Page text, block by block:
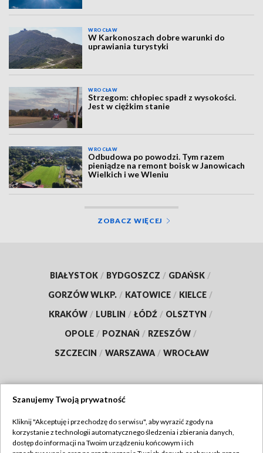
WROCŁAW
W Karkonoszach dobre warunki do
uprawiania turystyki
WROCŁAW
Strzegom: chłopiec spadł z wysokości.
Jest w ciężkim stanie
WROCŁAW
Odbudowa po powodzi. Tym razem
pieniądze na remont boisk w Janowicach
Wielkich i we Wleniu
ZOBACZ WIĘCEJ
BIAŁYSTOK / BYDGOSZCZ / GDAŃSK /
GORZÓW WLKP. / KATOWICE / KIELCE /
KRAKÓW / LUBLIN / ŁÓDŹ / OLSZTYN /
OPOLE / POZNAŃ / RZESZÓW /
SZCZECIN / WARSZAWA / WROCŁAW
TVP
Szanujemy Twoją prywatność
Kliknij "Akceptuję i przechodzę do serwisu", aby wyrazić zgody na
korzystanie z technologii automatycznego śledzenia i zbierania danych,
dostęp do informacji na Twoim urządzeniu końcowym i ich